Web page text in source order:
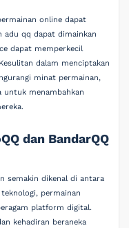
online dapat
adu qq dapat dimainkan
dapat memperkecil
dalam menciptakan
minat permainan,
untuk menambahkan
dan BandarQQ
semakin dikenal di antara
permainan
platform digital.
kehadiran beraneka